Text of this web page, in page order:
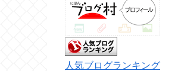
人気ブログランキング